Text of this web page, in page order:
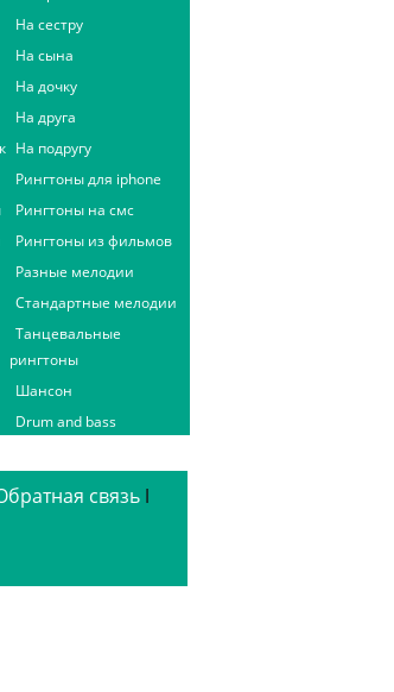
На сестру
На сына
На дочку
На друга
На подругу
Рингтоны для iphone
Рингтоны на смс
Рингтоны из фильмов
Разные мелодии
Стандартные мелодии
Танцевальные
рингтоны
Шансон
Drum and bass
связь ǀ